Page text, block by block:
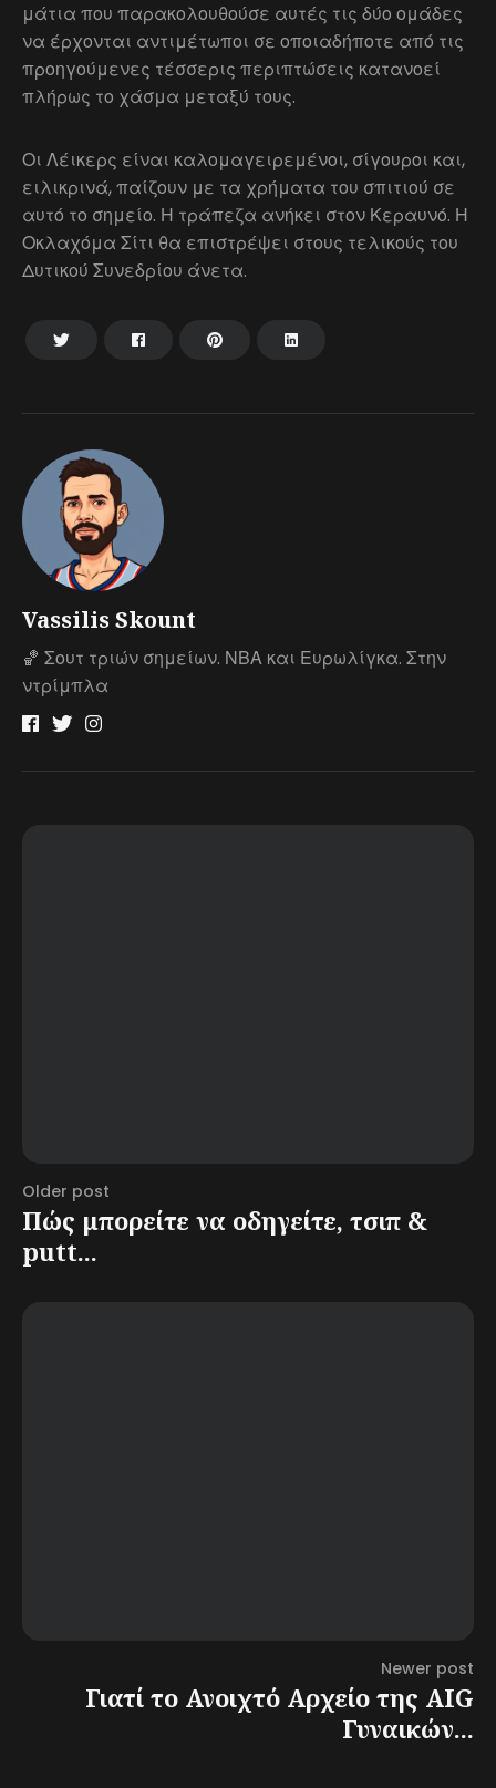
Vassilis Skount
🏀 Σουτ τριών σημείων. ΝΒΑ και Ευρωλίγκα. Στην
ντρίμπλα
μάτια που παρακολουθούσε αυτές τις δύο ομάδες
να έρχονται αντιμέτωποι σε οποιαδήποτε από τις
προηγούμενες τέσσερις περιπτώσεις κατανοεί
πλήρως το χάσμα μεταξύ τους.
Οι Λέικερς είναι καλομαγειρεμένοι, σίγουροι και,
ειλικρινά, παίζουν με τα χρήματα του σπιτιού σε
αυτό το σημείο. Η τράπεζα ανήκει στον Κεραυνό. Η
Οκλαχόμα Σίτι θα επιστρέψει στους τελικούς του
Δυτικού Συνεδρίου άνετα.
Older post
Πώς μπορείτε να οδηγείτε, τσιπ &
putt...
Newer post
Γιατί το Ανοιχτό Αρχείο της AIG
Γυναικών...